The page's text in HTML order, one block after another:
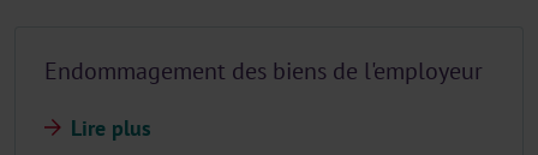
Endommagement des biens de l'employeur
Lire plus